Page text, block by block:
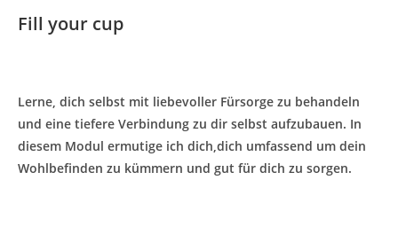
Fill your cup
Lerne, dich selbst mit liebevoller Fürsorge zu behandeln
und eine tiefere Verbindung zu dir selbst aufzubauen. In
diesem Modul ermutige ich dich,dich umfassend um dein
Wohlbefinden zu kümmern und gut für dich zu sorgen.